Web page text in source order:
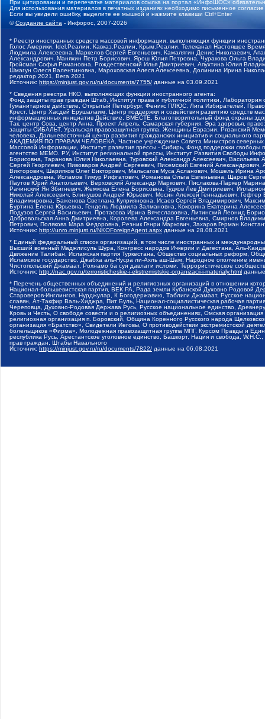
При цитировании и перепечатке материалов ссылка на портал «ИнфоШОС»
Для использования материалов в печатных изданиях необходимо письменное
Если вы увидели ошибку, выделите ее мышкой и нажмите клавиши Ctrl+Enter
©Создание сайта - Инфорос, 2007-2026
* Реестр иностранных средств массовой информации, выполняющих функции
Голос Америки, Idel.Реалии, Кавказ.Реалии, Крым.Реалии, Телеканал Настоящее
Людмила Алексеевна, Маркелов Сергей Евгеньевич, Камалягин Денис Николаевич,
Александрович, Маняхин Петр Борисович, Ярош Юлия Петровна, Чуракова Ольга
Гройсман Софья Романовна, Рождественский Илья Дмитриевич, Апухтина Юлия
Шмагун Олеся Валентиновна, Мароховская Алеся Алексеевна, Долинина Ирина
редактор 2021, Вега 2021
Источник: https://minjust.gov.ru/ru/documents/7755/ данные на 03.09.2021
* Сведения реестра НКО, выполняющих функции иностранного агента:
Фонд защиты прав граждан Штаб, Институт права и публичной политики,
Гуманитарное действие, Открытый Петербург, Феникс ПЛЮС, Лига Избирателей,
Крест, Центр Хасдей Ерушалаим, Центр поддержки и содействия развитию средств
информационных инициатив Действие, ВМЕСТЕ, Благотворительный фонд охраны
Так, центр Сова, центр Анна, Проект Апрель, Самарская губерния, Эра здоровья,
защиты СИБАЛЬТ, Уральская правозащитная группа, Женщины Евразии, Рязанский
человека, Дальневосточный центр развития гражданских инициатив и социального
АКАДЕМИЯ ПО ПРАВАМ ЧЕЛОВЕКА, Частное учреждение Совета Министров северных
Массовой Информации, Институт развития прессы - Сибирь, Фонд поддержки
агентство МЕМО. РУ, Институт региональной прессы, Институт Развития Свободы
Борисовна, Таранова Юлия Николаевна, Туровский Александр Алексеевич,
Сергей Георгиевич, Пивоваров Андрей Сергеевич, Писемский Евгений
Викторович, Шарипков Олег Викторович, Мальсагов Муса Асланович, Мошель Ирина
Александровна, Исламов Тимур Рифгатович, Романова Ольга Евгеньевна, Щаров
Паутов Юрий Анатольевич, Верховский Александр Маркович, Пислакова-Паркер
Рачинский Ян Збигневич, Жемкова Елена Борисовна, Гудков Лев Дмитриевич,
Николай Алексеевич, Блинушов Андрей Юрьевич, Мосин Алексей Геннадьевич,
Владимировна, Баженова Светлана Куприяновна, Исаев Сергей Владимирович,
Буртина Елена Юрьевна, Гендель Людмила Залмановна, Кокорина Екатерина
Подузов Сергей Васильевич, Протасова Ирина Вячеславовна, Литинский Леонид
Добровольская Анна Дмитриевна, Королева Александра Евгеньевна, Смирнов
Петрович, Полякова Мара Федоровна, Резник Генри Маркович, Захаров Герман
Источник: http://unro.minjust.ru/NKOForeignAgent.aspx данные на 28.08.2021
* Единый федеральный список организаций, в том числе иностранных и
Высший военный Маджлисуль Шура, Конгресс народов Ичкерии и Дагестана, Аль-
Движение Талибан, Исламская партия Туркестана, Общество социальных реформ,
Исламское государство, Джабха аль-Нусра ли-Ахль аш-Шам, Народное ополчение
Чистопольский Джамаат, Рохнамо ба суи давлати исломи, Террористическое
Источник: http://nac.gov.ru/terroristicheskie-i-ekstremistskie-organizacii-i-materialy.html
* Перечень общественных объединений и религиозных организаций в отношении
Национал-большевистская партия, ВЕК РА, Рада земли Кубанской Духовно Родовой
Староверов-Инглингов, Нурджулар, К Богодержавию, Таблиги Джамаат, Русское
славян, Ат-Такфир Валь-Хиджра, Пит Буль, Национал-социалистическая рабочая
Череповца, Духовно-Родовая Держава Русь, Русское национальное единство,
Кровь и Честь, О свободе совести и о религиозных объединениях, Омская
религиозная организация п. Боровский, Община Коренного Русского народа
организация «Братство», Свидетели Иеговы, О противодействии экстремистской
болельщиков «Фирма», Молодежная правозащитная группа МПГ, Курсом Правды и
республика Русь, Арестантское уголовное единство, Башкорт, Нация и свобода,
прав граждан, Штабы Навального
Источник: https://minjust.gov.ru/ru/documents/7822/ данные на 06.08.2021